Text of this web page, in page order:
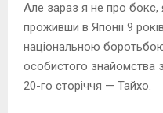
Але зараз я не про
проживши в Японії 9
національною
особистого знайомства
20-го сторіччя — Тайхо.